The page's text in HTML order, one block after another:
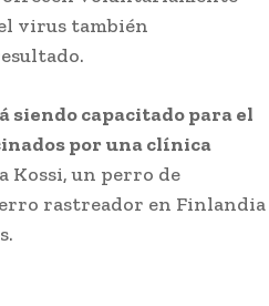
virus también
siendo capacitado para el
por una clínica
Kossi, un perro de
rastreador en Finlandia